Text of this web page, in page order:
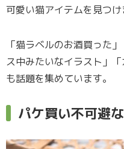
可愛い猫アイテムを見つけ
「猫ラベルのお酒買った
ス中みたいなイラスト」
も話題を集めています。
パケ買い不可避